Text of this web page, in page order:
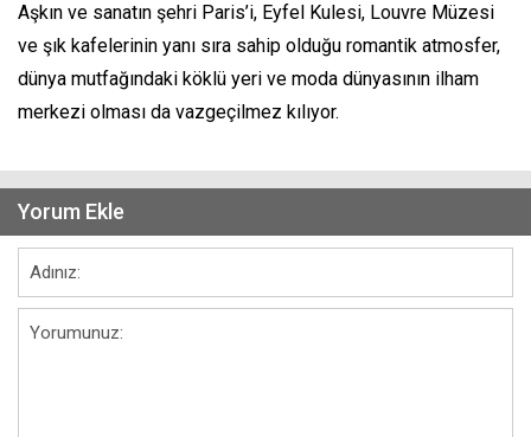
Aşkın ve sanatın şehri Paris’i, Eyfel Kulesi, Louvre Müzesi
ve şık kafelerinin yanı sıra sahip olduğu romantik atmosfer,
dünya mutfağındaki köklü yeri ve moda dünyasının ilham
merkezi olması da vazgeçilmez kılıyor.
Yorum Ekle